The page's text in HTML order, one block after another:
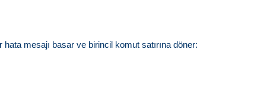
mesajı basar ve birincil komut satırına döner: